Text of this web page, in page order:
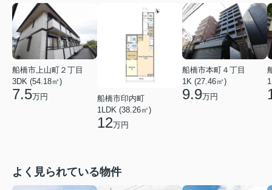
船橋市上山町２丁目
3DK (54.18㎡)
7.5万円
船橋市印内町
1LDK (38.26㎡)
12万円
船橋市本町４丁目
1K (27.46㎡)
9.9万円
よく見られている物件